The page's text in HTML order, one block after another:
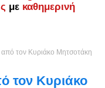
με καθημερινή
από τον Κυριάκο Μητσοτάκη
τον Κυριάκο